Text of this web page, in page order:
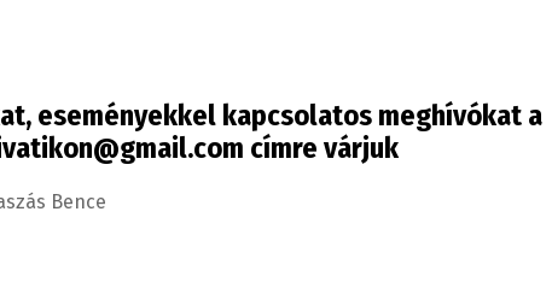
eseményekkel kapcsolatos meghívókat a
címre várjuk
Bence